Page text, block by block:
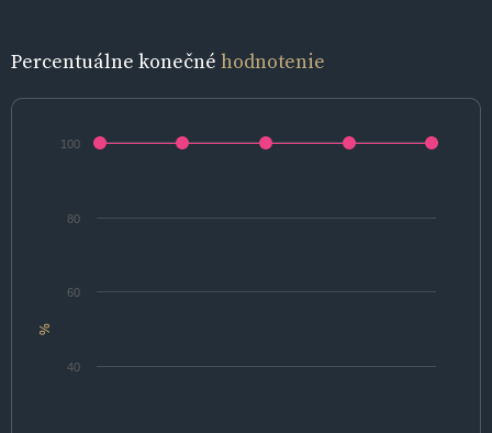
Percentuálne konečné hodnotenie
%
40
60
80
100